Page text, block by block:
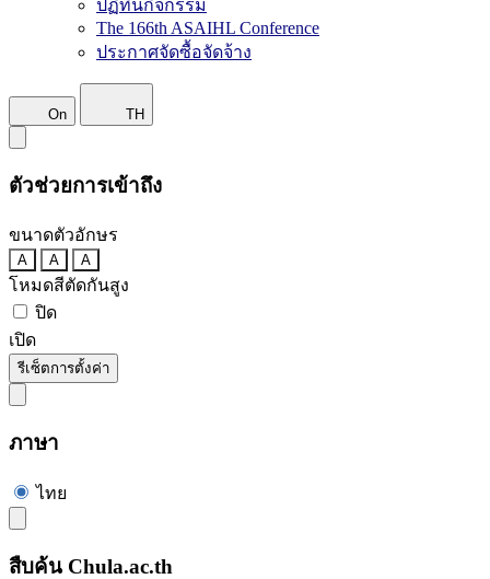
ปฏิทินกิจกรรม
The 166th ASAIHL Conference
ประกาศจัดซื้อจัดจ้าง
On TH
ตัวช่วยการเข้าถึง
ขนาดตัวอักษร
A A A
โหมดสีตัดกันสูง
ปิด
เปิด
รีเซ็ตการตั้งค่า
ภาษา
ไทย
สืบค้น Chula.ac.th